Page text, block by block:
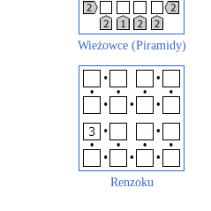
Wieżowce (Piramidy)
Renzoku